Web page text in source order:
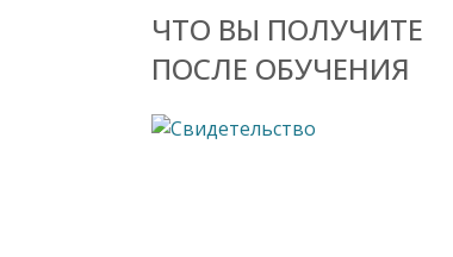
ЧТО ВЫ ПОЛУЧИТЕ
ПОСЛЕ ОБУЧЕНИЯ